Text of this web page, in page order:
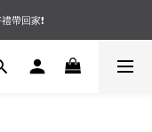
手就趁現在🔥
帶回家❗
禮等你加入領取 ❗